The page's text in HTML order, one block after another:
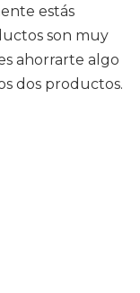
estás
son muy
ahorrarte algo
dos productos.